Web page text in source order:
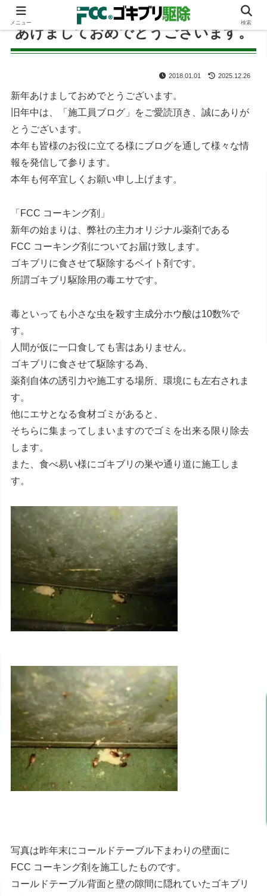
あけましておめでとうございます。
2018.01.01 2025.12.26
新年あけましておめでとうございます。
旧年中は、「施工員ブログ」をご愛読頂き、誠にありが
とうございます。
本年も皆様のお役に立てる様にブログを通して様々な情
報を発信して参ります。
本年も何卒宜しくお願い申し上げます。
「FCC コーキング剤」
新年の始まりは、弊社の主力オリジナル薬剤である
FCC コーキング剤についてお届け致します。
ゴキブリに食させて駆除するベイト剤です。
所謂ゴキブリ駆除用の毒エサです。
毒といっても小さな虫を殺す主成分ホウ酸は10数%で
す。
人間が仮に一口食しても害はありません。
ゴキブリに食させて駆除する為、
薬剤自体の誘引力や施工する場所、環境にも左右されま
す。
他にエサとなる食材ゴミがあると、
そちらに集まってしまいますのでゴミを出来る限り除去
します。
また、食べ易い様にゴキブリの巣や通り道に施工しま
す。
写真は昨年末にコールドテーブル下まわりの壁面に
FCC コーキング剤を施工したものです。
コールドテーブル背面と壁の隙間に隠れていたゴキブリ
メニュー 検索